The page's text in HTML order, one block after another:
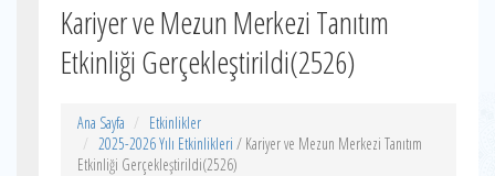
Kariyer ve Mezun Merkezi Tanıtım
Etkinliği Gerçekleştirildi(2526)
Ana Sayfa
Etkinlikler
2025-2026 Yılı Etkinlikleri / Kariyer ve Mezun Merkezi Tanıtım
Etkinliği Gerçekleştirildi(2526)